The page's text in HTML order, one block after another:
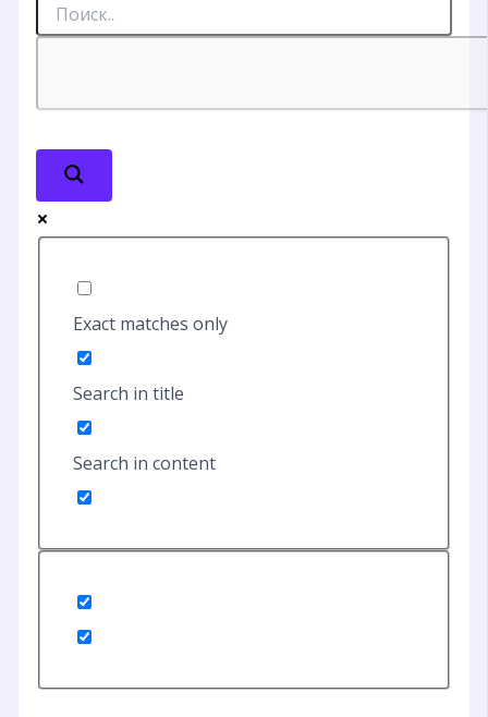
Exact matches only
Search in title
Search in content